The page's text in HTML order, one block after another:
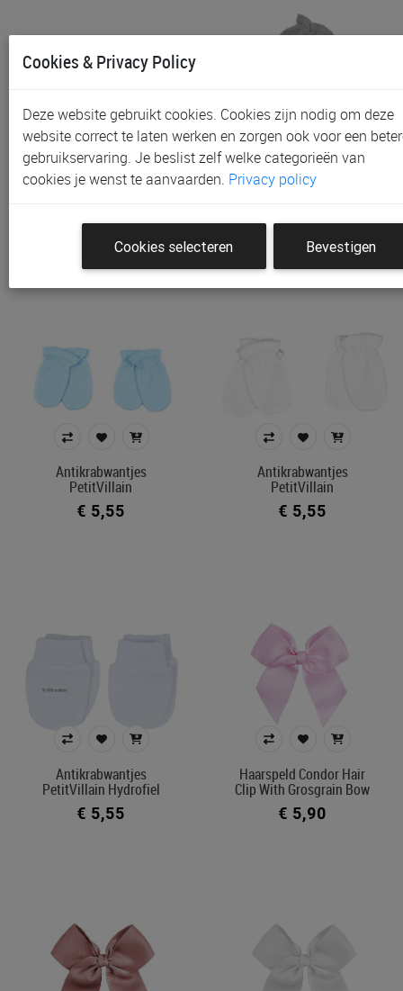
Haarband Feetje | Classic
Girls
Antikrabwantjes
PetitVillain
Antikrabwantjes
PetitVillain
€ 5,55
Antikrabwantjes
PetitVillain
€ 5,55
Antikrabwantjes
PetitVillain Hydrofiel
€ 5,55
Haarspeld Condor Hair
Clip With Grosgrain Bow
€ 5,90
Cookies & Privacy Policy
Deze website gebruikt cookies. Cookies zijn nodig om deze
website correct te laten werken en zorgen ook voor een
gebruikservaring. Je beslist zelf welke categorieën van
cookies je wenst te aanvaarden. Privacy policy
Cookies selecteren Bevestigen